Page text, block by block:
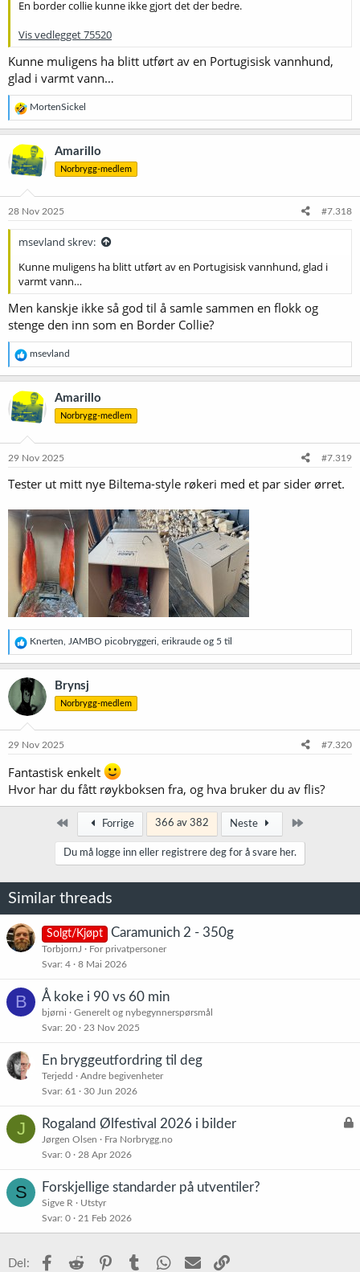
En border collie kunne ikke gjort det der bedre.
Vis vedlegget 75520
Kunne muligens ha blitt utført av en Portugisisk vannhund,
glad i varmt vann…
R
e
a
k
s
j
e
MortenSickel
Amarillo
Norbrygg-medlem
28 Nov 2025 #7.318
msevland skrev:
Kunne muligens ha blitt utført av en Portugisisk vannhund, glad i
varmt vann…
Men kanskje ikke så god til å samle sammen en flokk og
stenge den inn som en Border Collie?
R
e
a
k
s
j
e
:
msevland
Amarillo
Norbrygg-medlem
29 Nov 2025 #7.319
Tester ut mitt nye Biltema-style røkeri med et par sider ørret.
R
e
a
k
s
j
o
e
:
Knerten JAMBO picobryggeri erikraude og 5 til
Brynsj
Norbrygg-medlem
29 Nov 2025 #7.320
Fantastisk enkelt
Hvor har du fått røykboksen fra, og hva bruker du av flis?
Først Forrige 366 av 382 Neste
Du må logge inn eller registrere deg for å svare her.
Similar threads
Solgt/Kjøpt Caramunich 2 - 350g
TorbjornJ
For privatpersoner
Svar 4 8 Mai 2026
B Å koke i 90 vs 60 min
bjørni
Generelt og nybegynnerspørsmål
Svar 20 23 Nov 2025
En bryggeutfordring til deg
Terjedd
Andre begivenheter
Svar 61 30 Jun 2026
J
L
Rogaland Ølfestival 2026 i bilder
Jørgen Olsen
Fra Norbrygg.no
Svar 0 28 Apr 2026
S Forskjellige standarder på utventiler?
Sigve R
Utstyr
Svar 0 21 Feb 2026
Del: Facebook
Reddit PinterestTumblr WhatsApp
E-post